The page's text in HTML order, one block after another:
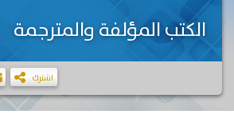
الكتب المؤلفة والمترجمة
اشترك